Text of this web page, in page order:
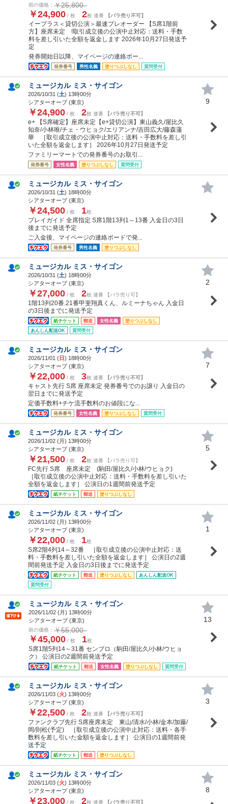
前の価格： ￥25,800
￥24,900 / 枚 2枚 連番 【バラ売り不可】
イープラス＜貸切公演＞最速プレオーダー 【S席1階前
方】座席未定 !取引成立後の公演中止対応：送料・手数
料を差し引いた全額を返金します 2026年10月27日発送予
定
発券開始日以降、マイページの連絡ボー...
発券番号 男性名義 塗りつぶしなし 質問受付
ミュージカル ミス・サイゴン
2026/10/31 (土) 13時00分
シアターオーブ (東京)
￥24,900 / 枚 2枚 連番 【バラ売り不可】
e+ 【S席確定】座席未定【e+貸切公演】東山義久/屋比久
知奈/小林唯/チェ・ウヒョク/エリアンナ/吉田広大/藤森蓮
華 ［取引成立後の公演中止対応：送料・手数料を差し引
いた全額を返金します］ 2026年10月27日発送予定
ファミリーマートでの発券番号のお取引...
発券番号 女性名義 塗りつぶしなし 質問受付
9
ミュージカル ミス・サイゴン
2026/10/31 (土) 18時00分
シアターオーブ (東京)
￥24,500 / 枚 1枚
プレイガイド 全席指定 S席1階13列1～13番 入金日の3日
後までに発送予定
ご入金後、マイページの連絡ボードで発...
発券番号 男性名義 塗りつぶしなし
ミュージカル ミス・サイゴン
2026/10/31 (土) 18時00分
シアターオーブ (東京)
￥27,000 / 枚 2枚 連番 【バラ売り可】
1階13列20番.21番甲斐翔真くん、ルミーナちゃん 入金日
の3日後までに発送予定
紙チケット 郵送 女性名義
塗りつぶしなし
あんしん配送OK
質問受付
2
ミュージカル ミス・サイゴン
2026/11/01 (日) 18時00分
シアターオーブ (東京)
￥22,000 / 枚 3枚 連番 【バラ売り不可】
キャスト先行 S席 座席未定 発券番号でのお譲り 入金日の
翌日までに発送予定
定価手数料+チケ流手数料のお値段にな...
発券番号 女性名義 塗りつぶしなし 質問受付
7
ミュージカル ミス・サイゴン
2026/11/02 (月) 13時00分
シアターオーブ (東京)
￥21,500 / 枚 2枚 連番 【バラ売り可】
FC先行 S席 座席未定 (駒田/屋比久/小林/ウヒョク)
［取引成立後の公演中止対応：送料・手数料を差し引いた
全額を返金します］ 公演日の1週間前発送予定
紙チケット 郵送 塗りつぶしなし
5
ミュージカル ミス・サイゴン
2026/11/02 (月) 13時00分
シアターオーブ (東京)
￥22,000 / 枚 1枚
S席2階4列14～32番 ［取引成立後の公演中止対応：送
料・手数料を差し引いた全額を返金します］ 公演日の2週
間前発送予定 入金日の3日後までに発送予定
紙チケット 郵送 塗りつぶしなし
あんしん配送OK
質問受付
1
ミュージカル ミス・サイゴン
2026/11/02 (月) 13時00分
シアターオーブ (東京)
前の価格： ￥55,000
￥45,000 / 枚 1枚
S席1階5列14～31番 センブロ（駒田/屋比久/小林/ウヒョ
ク） 公演日の2週間前発送予定
紙チケット 郵送 女性名義 塗りつぶしなし 質問受付
13
ミュージカル ミス・サイゴン
2026/11/03 (火) 13時00分
シアターオーブ (東京)
￥22,500 / 枚 2枚 連番 【バラ売り不可】
ファンクラブ先行 S席座席未定 東山/清水/小林/金本/加藤/
岡/則松(予定) ［取引成立後の公演中止対応：送料・各手
数料を差し引いた金額を返金します］ 公演日の1週間前発
送予定
紙チケット 郵送 塗りつぶしなし
3
ミュージカル ミス・サイゴン
2026/11/03 (火) 13時00分
シアターオーブ (東京)
￥23,000 / 枚 2枚 連番 【バラ売り不可】
8